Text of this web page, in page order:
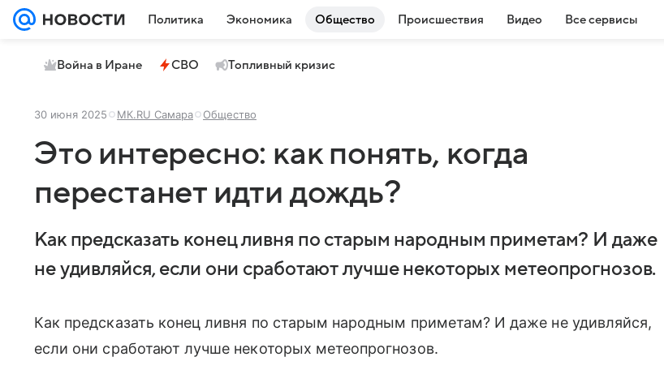
Политика Экономика Общество Происшествия Видео Все сервисы
Война в Иране СВО Топливный кризис
30 июня 2025 МК.RU Самара Общество
Это интересно: как понять, когда
перестанет идти дождь?
Как предсказать конец ливня по старым народным приметам? И даже
не удивляйся, если они сработают лучше некоторых метеопрогнозов.
Как предсказать конец ливня по старым народным приметам? И даже не удивляйся,
если они сработают лучше некоторых метеопрогнозов.